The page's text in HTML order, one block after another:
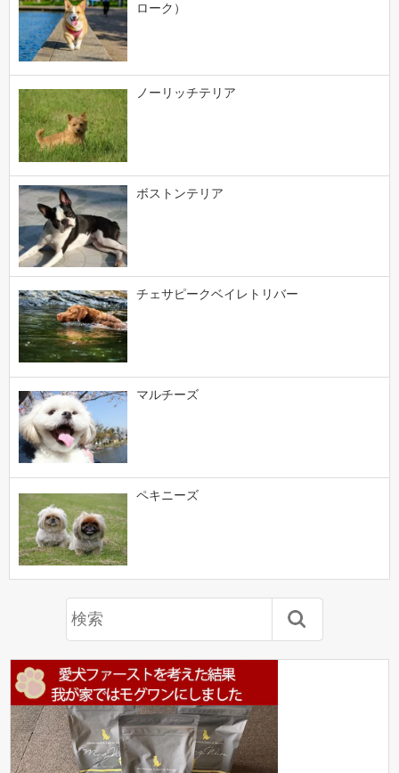
ローク）
ノーリッチテリア
ボストンテリア
チェサピークベイレトリバー
マルチーズ
ペキニーズ